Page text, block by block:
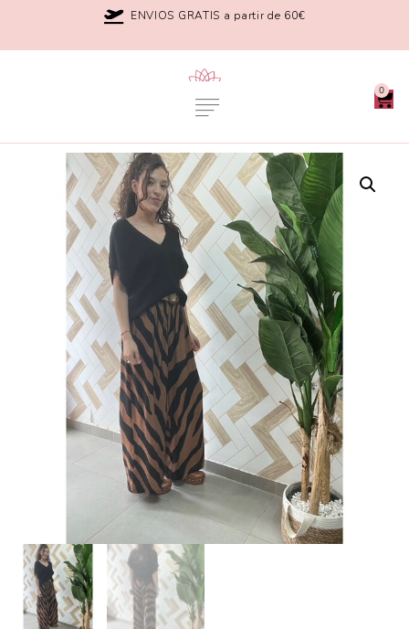
ENVIOS GRATIS a partir de 60€
0